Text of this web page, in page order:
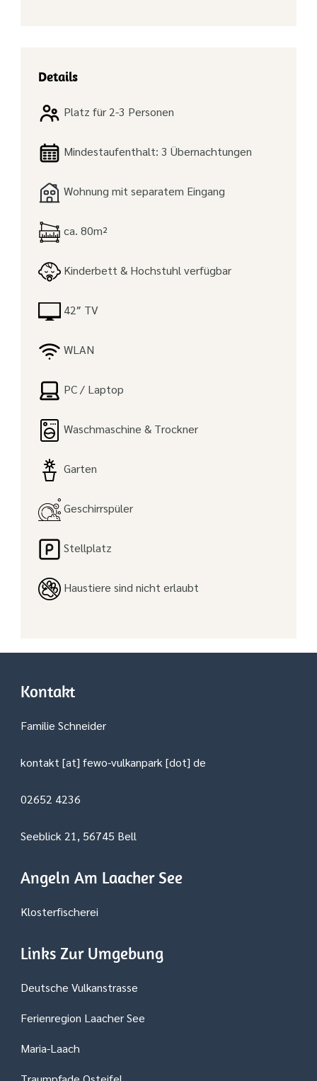
Details
Platz für 2-3 Personen
Mindestaufenthalt: 3 Übernachtungen
Wohnung mit separatem Eingang
ca. 80m²
Kinderbett & Hochstuhl verfügbar
42″ TV
WLAN
PC / Laptop
Waschmaschine & Trockner
Garten
Geschirrspüler
Stellplatz
Haustiere sind nicht erlaubt
Kontakt
Familie Schneider
kontakt [at] fewo-vulkanpark [dot] de
02652 4236
Seeblick 21, 56745 Bell
Angeln Am Laacher See
Klosterfischerei
Links Zur Umgebung
Deutsche Vulkanstrasse
Ferienregion Laacher See
Maria-Laach